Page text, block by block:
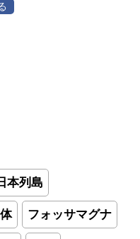
本列島
フォッサマグナ